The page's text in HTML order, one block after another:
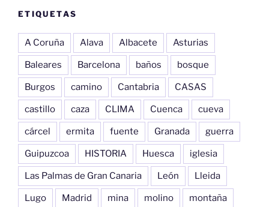
ETIQUETAS
A Coruña Alava Albacete Asturias
Baleares Barcelona baños bosque
Burgos camino Cantabria CASAS
castillo caza CLIMA Cuenca cueva
cárcel ermita fuente Granada guerra
Guipuzcoa HISTORIA Huesca iglesia
Las Palmas de Gran Canaria León Lleida
Lugo Madrid mina molino montaña